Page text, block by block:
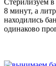
8 минут, а
находились
одинаково